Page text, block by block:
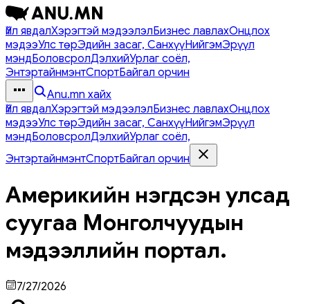
Үйл явдалХэрэгтэй мэдээлэлБизнес лавлахОнцлох
мэдээУлс төрЭдийн засаг, СанхүүНийгэмЭрүүл
мэндБоловсролДэлхийУрлаг соёл,
ЭнтэртайнмэнтСпортБайгал орчин
Anu.mn хайх
Үйл явдалХэрэгтэй мэдээлэлБизнес лавлахОнцлох
мэдээУлс төрЭдийн засаг, СанхүүНийгэмЭрүүл
мэндБоловсролДэлхийУрлаг соёл,
ЭнтэртайнмэнтСпортБайгал орчин
Америкийн нэгдсэн улсад
суугаа Монголчуудын
мэдээллийн портал.
7/27/2026